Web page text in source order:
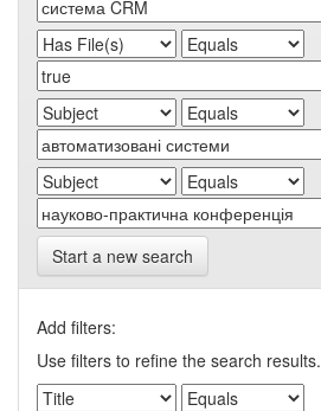
Start a new search
Add filters:
Use filters to refine the search results.